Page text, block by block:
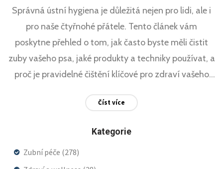
Správná ústní hygiena je důležitá nejen pro lidi, ale i
pro naše čtyřnohé přátele. Tento článek vám
poskytne přehled o tom, jak často byste měli čistit
zuby vašeho psa, jaké produkty a techniky používat, a
proč je pravidelné čištění klíčové pro zdraví vašeho
a onemocněním dásní, a zajistěte tak vašemu psovi
Číst více
Kategorie
Zubní péče (278)